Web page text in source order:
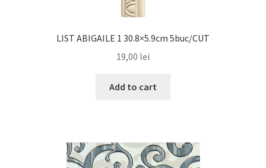
LIST ABIGAILE 1 30.8×5.9cm 5buc/CUT
19,00 lei
Add to cart